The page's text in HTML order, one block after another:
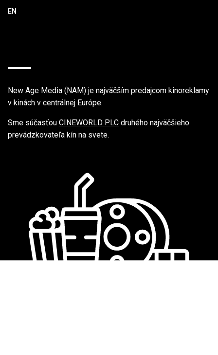
New Age Media (NAM) je najväčším predajcom kinoreklamy
v kinách v centrálnej Európe.
Sme súčasťou CINEWORLD PLC druhého najväčšieho
prevádzkovateľa kín na svete.